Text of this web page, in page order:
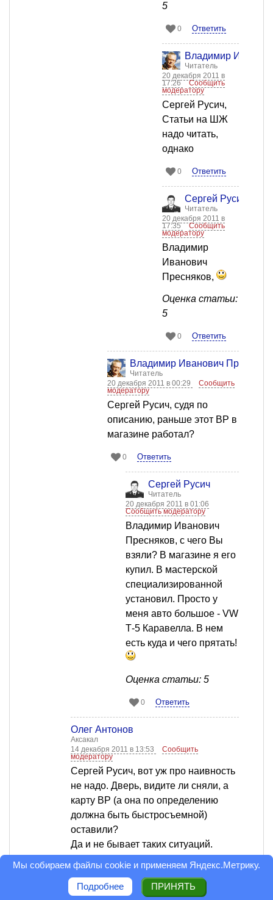
5
0 Ответить
Владимир
Читатель
20 декабря 2011 в
17:26
Сообщить
модератору
Сергей Русич,
Статьи на ШЖ
надо читать,
однако
0 Ответить
Сергей Русич
Читатель
20 декабря 2011 в
17:35
Сообщить
модератору
Владимир
Иванович
Пресняков,
Оценка статьи:
5
0 Ответить
Владимир Иванович
Читатель
20 декабря 2011 в 00:29
Сообщить
модератору
Сергей Русич, судя по
описанию, раньше этот ВР в
магазине работал?
0 Ответить
Сергей Русич
Читатель
20 декабря 2011 в 01:06
Сообщить модератору
Владимир Иванович
Пресняков, с чего Вы
взяли? В магазине я его
купил. В мастерской
специализированной
установил. Просто у
меня авто большое - VW
Т-5 Каравелла. В нем
есть куда и чего прятать!
Оценка статьи: 5
0 Ответить
Олег Антонов
Аксакал
14 декабря 2011 в 13:53
Сообщить
модератору
Сергей Русич, вот уж про наивность
не надо. Дверь, видите ли сняли, а
карту ВР (а она по определению
должна быть быстросъемной)
оставили?
Да и не бывает таких ситуаций.
заставлены разбитыми машинами,
бывает ведь и гибнут люди и не
Мы собираем файлы cookie и применяем Яндекс.Метрику.
Подробнее ПРИНЯТЬ